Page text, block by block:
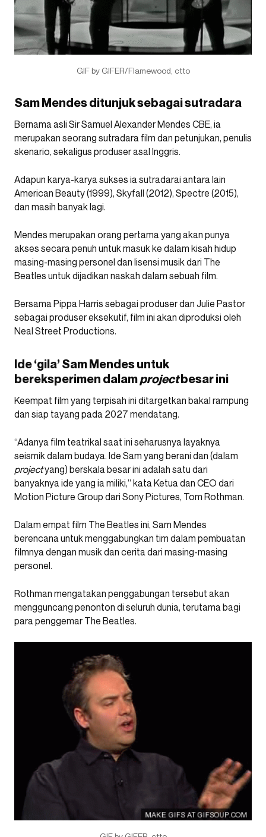
GIF by GIFER/Flamewood, ctto
Sam Mendes ditunjuk sebagai sutradara
Bernama asli Sir Samuel Alexander Mendes CBE, ia
merupakan seorang sutradara film dan petunjukan, penulis
skenario, sekaligus produser asal Inggris.
Adapun karya-karya sukses ia sutradarai antara lain
American Beauty (1999), Skyfall (2012), Spectre (2015),
dan masih banyak lagi.
Mendes merupakan orang pertama yang akan punya
akses secara penuh untuk masuk ke dalam kisah hidup
masing-masing personel dan lisensi musik dari The
Beatles untuk dijadikan naskah dalam sebuah film.
Bersama Pippa Harris sebagai produser dan Julie Pastor
sebagai produser eksekutif, film ini akan diproduksi oleh
Neal Street Productions.
Ide ‘gila’ Sam Mendes untuk
bereksperimen dalamprojectbesar ini
Keempat film yang terpisah ini ditargetkan bakal rampung
dan siap tayang pada 2027 mendatang.
“Adanya film teatrikal saat ini seharusnya layaknya
seismik dalam budaya. Ide Sam yang berani dan (dalam
projectyang) berskala besar ini adalah satu dari
banyaknya ide yang ia miliki,” kata Ketua dan CEO dari
Motion Picture Group dari Sony Pictures, Tom Rothman.
Dalam empat film The Beatles ini, Sam Mendes
berencana untuk menggabungkan tim dalam pembuatan
filmnya dengan musik dan cerita dari masing-masing
personel.
Rothman mengatakan penggabungan tersebut akan
mengguncang penonton di seluruh dunia, terutama bagi
para penggemar The Beatles.